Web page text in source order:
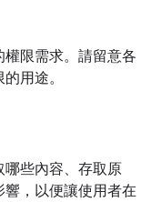
限需求。請留意各
用途。
些內容、存取原
響，以便讓使用者在